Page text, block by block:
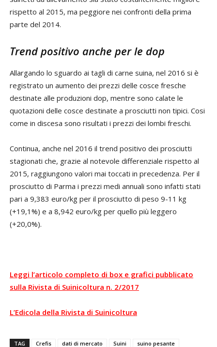
rispetto al 2015, ma peggiore nei confronti della prima
parte del 2014.
Trend positivo anche per le dop
Allargando lo sguardo ai tagli di carne suina, nel 2016 si è
registrato un aumento dei prezzi delle cosce fresche
destinate alle produzioni dop, mentre sono calate le
quotazioni delle cosce destinate a prosciutti non tipici. Cosi
come in discesa sono risultati i prezzi dei lombi freschi.
Continua, anche nel 2016 il trend positivo dei prosciutti
stagionati che, grazie al notevole differenziale rispetto al
2015, raggiungono valori mai toccati in precedenza. Per il
prosciutto di Parma i prezzi medi annuali sono infatti stati
pari a 9,383 euro/kg per il prosciutto di peso 9-11 kg
(+19,1%) e a 8,942 euro/kg per quello più leggero
(+20,0%).
Leggi l’articolo completo di box e grafici pubblicato
sulla Rivista di Suinicoltura n. 2/2017
L’Edicola della Rivista di Suinicoltura
TAG Crefis dati di mercato Suini suino pesante